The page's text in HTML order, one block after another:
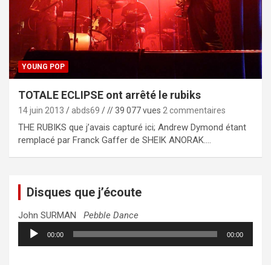
YOUNG POP
TOTALE ECLIPSE ont arrêté le rubiks
14 juin 2013 abds69 // 39 077 vues 2 commentaires
THE RUBIKS que j’avais capturé ici; Andrew Dymond étant
remplacé par Franck Gaffer de SHEIK ANORAK.…
Disques que j’écoute
John SURMAN Pebble Dance
Lecteur
audio
00:00 00:00